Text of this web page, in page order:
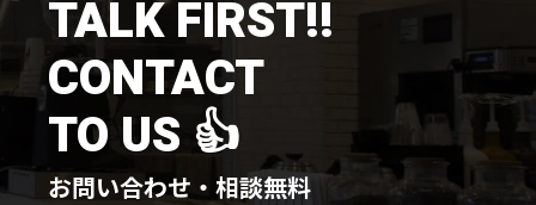
TALK FIRST!!
CONTACT
TO US 👍
お問い合わせ・相談無料